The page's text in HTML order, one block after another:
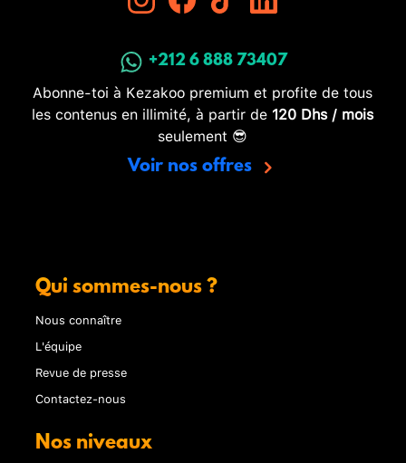
+212 6 888 73407
Abonne-toi à Kezakoo premium et profite de tous
les contenus en illimité, à partir de 120 Dhs / mois
seulement 😎
Voir nos offres
Qui sommes-nous ?
Nous connaître
L'équipe
Revue de presse
Contactez-nous
Nos niveaux